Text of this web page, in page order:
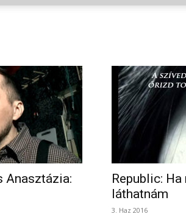
Anasztázia:
Republic:
láthatnám
3. Haz 2016